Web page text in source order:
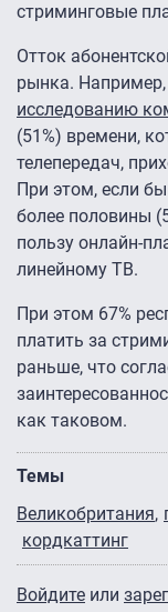
стриминговые
Отток
рынка.
исследованию
(51%) времени,
телепередач,
При этом, если
более половины
пользу онлайн-
линейному ТВ.
При этом 67%
платить за
раньше, что
как таковом.
Темы
Великобритания
кордкаттинг
Войдите или